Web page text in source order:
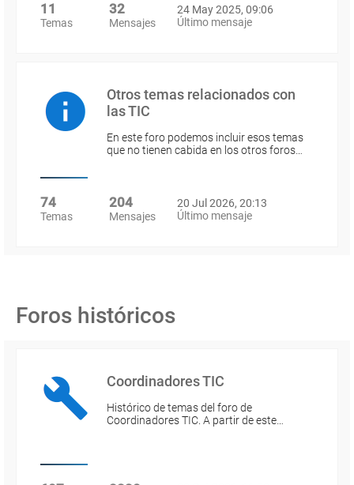
11
Temas
32
Mensajes
24 May 2025, 09:06
Último mensaje
Otros temas relacionados con
las TIC
En este foro podemos incluir esos temas
que no tienen cabida en los otros foros…
74
Temas
204
Mensajes
20 Jul 2026, 20:13
Último mensaje
Foros históricos
Coordinadores TIC
Histórico de temas del foro de
Coordinadores TIC. A partir de este…